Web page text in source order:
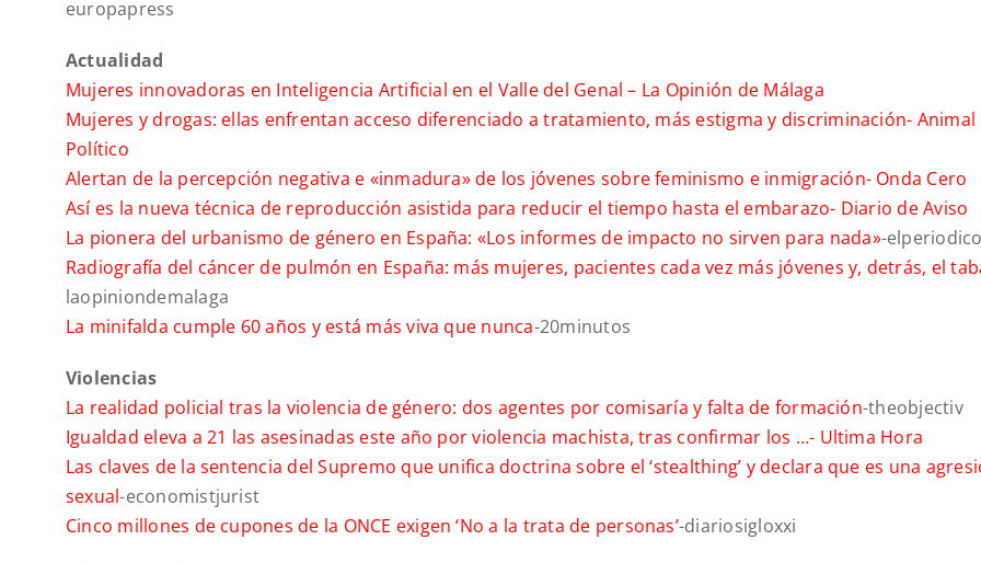
europapress
Actualidad
Mujeres innovadoras en Inteligencia Artificial en el Valle del Genal – La Opinión de Málaga
Mujeres y drogas: ellas enfrentan acceso diferenciado a tratamiento, más estigma y discriminación- Animal
Político
Alertan de la percepción negativa e «inmadura» de los jóvenes sobre feminismo e inmigración- Onda Cero
Así es la nueva técnica de reproducción asistida para reducir el tiempo hasta el embarazo- Diario de Aviso
La pionera del urbanismo de género en España: «Los informes de impacto no sirven para nada»-elperiodico
Radiografía del cáncer de pulmón en España: más mujeres, pacientes cada vez más jóvenes y, detrás, el
laopiniondemalaga
La minifalda cumple 60 años y está más viva que nunca-20minutos
Violencias
La realidad policial tras la violencia de género: dos agentes por comisaría y falta de formación-theobjectiv
Igualdad eleva a 21 las asesinadas este año por violencia machista, tras confirmar los …- Ultima Hora
Las claves de la sentencia del Supremo que unifica doctrina sobre el ‘stealthing’ y declara que es una
sexual-economistjurist
Cinco millones de cupones de la ONCE exigen ‘No a la trata de personas’-diariosigloxxi